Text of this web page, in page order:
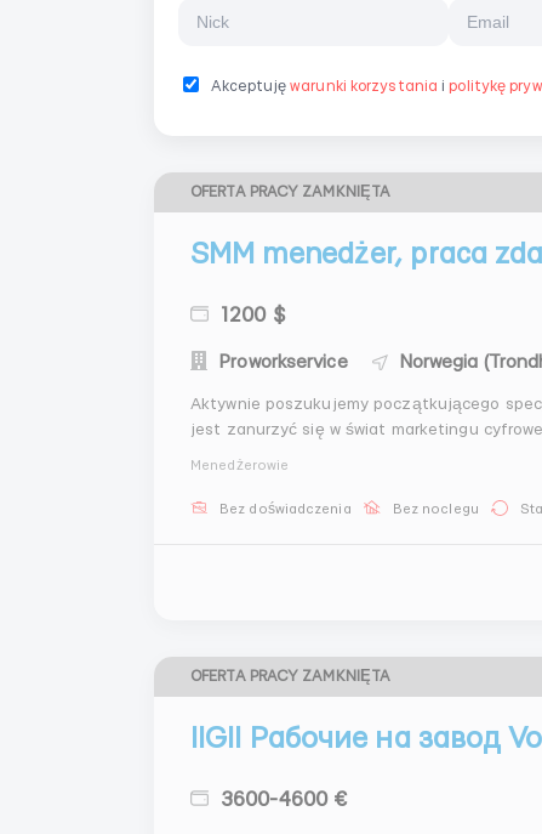
Akceptujęwarunki korzystania i politykę
OFERTA PRACY ZAMKNIĘTA
SMM menedżer, praca
1200 $
Proworkservice Norwegia
Aktywnie poszukujemy początkującego
jest zanurzyć się w świat marketingu
Menedżerowie
Bez doświadczenia Bez noclegu
OFERTA PRACY ZAMKNIĘTA
IIGII Рабочие на завод
3600-4600 €